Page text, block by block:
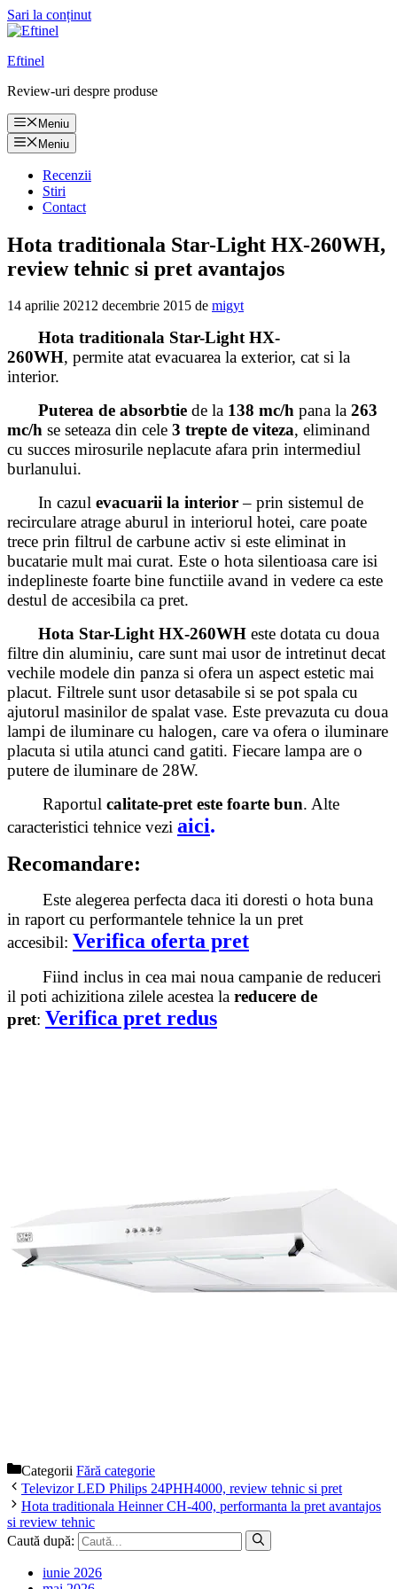
Sari la conținut
Eftinel
Review-uri despre produse
Meniu
Meniu
Recenzii
Stiri
Contact
Hota traditionala Star-Light HX-260WH,
review tehnic si pret avantajos
14 aprilie 20212 decembrie 2015 de migyt
Hota traditionala Star-Light HX-
260WH, permite atat evacuarea la exterior, cat si la
interior.
Puterea de absorbtie de la 138 mc/h pana la 263
mc/h se seteaza din cele 3 trepte de viteza, eliminand
cu succes mirosurile neplacute afara prin intermediul
burlanului.
In cazul evacuarii la interior– prin sistemul de
recirculare atrage aburul in interiorul hotei, care poate
trece prin filtrul de carbune activ si este eliminat in
bucatarie mult mai curat. Este o hota silentioasa care isi
indeplineste foarte bine functiile avand in vedere ca este
destul de accesibila ca pret.
Hota Star-Light HX-260WH este dotata cu doua
filtre din aluminiu, care sunt mai usor de intretinut decat
vechile modele din panza si ofera un aspect estetic mai
placut. Filtrele sunt usor detasabile si se pot spala cu
ajutorul masinilor de spalat vase. Este prevazuta cu doua
lampi de iluminare cu halogen, care va ofera o iluminare
placuta si utila atunci cand gatiti. Fiecare lampa are o
putere de iluminare de 28W.
Raportul calitate-pret este foarte bun. Alte
caracteristici tehnice vezi aici.
Recomandare:
Este alegerea perfecta daca iti doresti o hota buna
in raport cu performantele tehnice la un pret
accesibil: Verifica oferta pret
Fiind inclus in cea mai noua campanie de reduceri
il poti achizitiona zilele acestea la reducere de
pret: Verifica pret redus
Categorii Fără categorie
Televizor LED Philips 24PHH4000, review tehnic si pret
Hota traditionala Heinner CH-400, performanta la pret avantajos
si review tehnic
Caută după:
iunie 2026